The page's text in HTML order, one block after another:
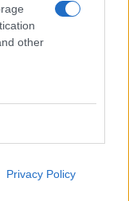
other
Privacy Policy